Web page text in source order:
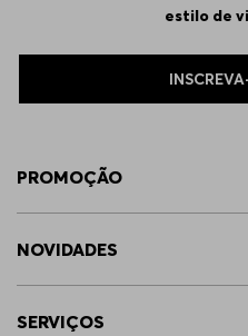
estilo de
PROMOÇÃO
NOVIDADES
SERVIÇOS